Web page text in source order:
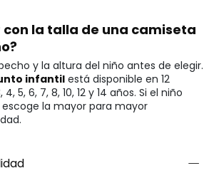
la talla de una camiseta
y la altura del niño antes de elegir.
infantilestá disponible en 12
5, 6, 7, 8, 10, 12 y 14 años. Si el niño
la mayor para mayor